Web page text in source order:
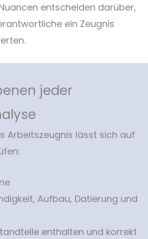
entscheiden darüber,
ein Zeugnis
jeder
Arbeitszeugnis lässt sich auf
Aufbau, Datierung und
enthalten und korrekt